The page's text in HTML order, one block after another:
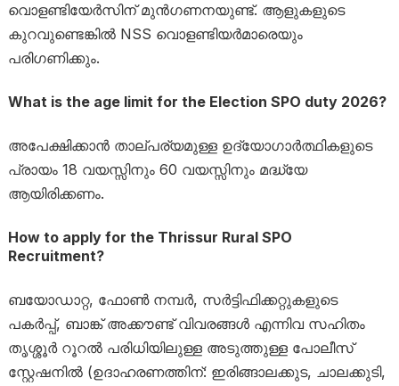
വൊളണ്ടിയേർസിന് മുൻഗണനയുണ്ട്. ആളുകളുടെ
കുറവുണ്ടെങ്കിൽ NSS വൊളണ്ടിയർമാരെയും
പരിഗണിക്കും.
What is the age limit for the Election SPO duty 2026?
അപേക്ഷിക്കാൻ താല്പര്യമുള്ള ഉദ്യോഗാർത്ഥികളുടെ
പ്രായം 18 വയസ്സിനും 60 വയസ്സിനും മദ്ധ്യേ
ആയിരിക്കണം.
How to apply for the Thrissur Rural SPO
Recruitment?
ബയോഡാറ്റ, ഫോൺ നമ്പർ, സർട്ടിഫിക്കറ്റുകളുടെ
പകർപ്പ്, ബാങ്ക് അക്കൗണ്ട് വിവരങ്ങൾ എന്നിവ സഹിതം
തൃശ്ശൂർ റൂറൽ പരിധിയിലുള്ള അടുത്തുള്ള പോലീസ്
സ്റ്റേഷനിൽ (ഉദാഹരണത്തിന്: ഇരിങ്ങാലക്കുട, ചാലക്കുടി,